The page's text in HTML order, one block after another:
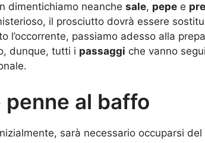
dimentichiamo neanche sale, pepe e
il prosciutto dovrà essere
l’occorrente, passiamo adesso alla
dunque, tutti i passaggi che vanno
al baffo
sarà necessario occuparsi